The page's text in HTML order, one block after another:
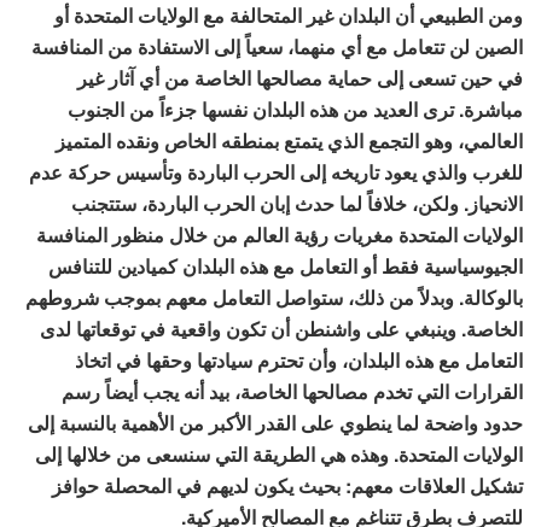
ومن الطبيعي أن البلدان غير المتحالفة مع الولايات المتحدة أو
الصين لن تتعامل مع أي منهما، سعياً إلى الاستفادة من المنافسة
في حين تسعى إلى حماية مصالحها الخاصة من أي آثار غير
مباشرة. ترى العديد من هذه البلدان نفسها جزءاً من الجنوب
العالمي، وهو التجمع الذي يتمتع بمنطقه الخاص ونقده المتميز
للغرب والذي يعود تاريخه إلى الحرب الباردة وتأسيس حركة عدم
الانحياز. ولكن، خلافاً لما حدث إبان الحرب الباردة، ستتجنب
الولايات المتحدة مغريات رؤية العالم من خلال منظور المنافسة
الجيوسياسية فقط أو التعامل مع هذه البلدان كميادين للتنافس
بالوكالة. وبدلاً من ذلك، ستواصل التعامل معهم بموجب شروطهم
الخاصة. وينبغي على واشنطن أن تكون واقعية في توقعاتها لدى
التعامل مع هذه البلدان، وأن تحترم سيادتها وحقها في اتخاذ
القرارات التي تخدم مصالحها الخاصة، بيد أنه يجب أيضاً رسم
حدود واضحة لما ينطوي على القدر الأكبر من الأهمية بالنسبة إلى
الولايات المتحدة. وهذه هي الطريقة التي سنسعى من خلالها إلى
تشكيل العلاقات معهم: بحيث يكون لديهم في المحصلة حوافز
للتصرف بطرق تتناغم مع المصالح الأميركية.